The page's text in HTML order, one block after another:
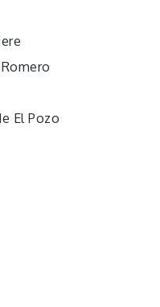
El Pozo